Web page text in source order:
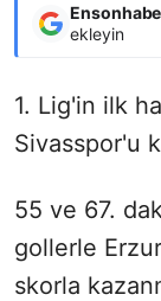
ekleyin
1. Lig'in ilk
Sivasspor'u
55 ve 67.
gollerle
skorla